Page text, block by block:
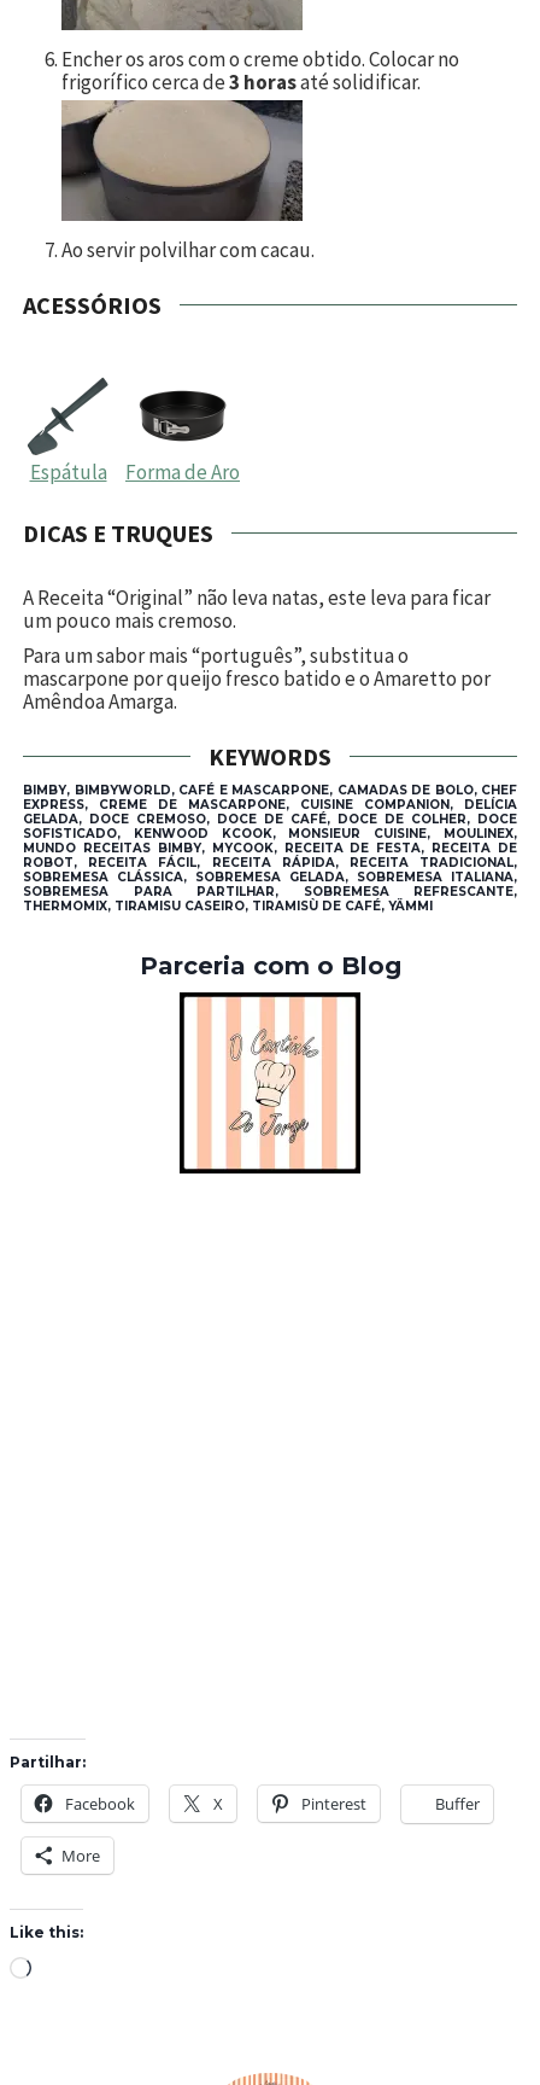
Encher os aros com o creme obtido. Colocar no
frigorífico cerca de3 horasaté solidificar.
Ao servir polvilhar com cacau.
ACESSÓRIOS
Espátula Forma de Aro
DICAS E TRUQUES
A Receita “Original” não leva natas, este leva para ficar
um pouco mais cremoso.
Para um sabor mais “português”, substitua o
mascarpone por queijo fresco batido e o Amaretto por
Amêndoa Amarga.
KEYWORDS
BIMBY, BIMBYWORLD, CAFÉ E MASCARPONE, CAMADAS DE BOLO, CHEF
EXPRESS, CREME DE MASCARPONE, CUISINE COMPANION, DELÍCIA
GELADA, DOCE CREMOSO, DOCE DE CAFÉ, DOCE DE COLHER, DOCE
SOFISTICADO, KENWOOD KCOOK, MONSIEUR CUISINE, MOULINEX,
MUNDO RECEITAS BIMBY, MYCOOK, RECEITA DE FESTA, RECEITA DE
ROBOT, RECEITA FÁCIL, RECEITA RÁPIDA, RECEITA TRADICIONAL,
SOBREMESA CLÁSSICA, SOBREMESA GELADA, SOBREMESA ITALIANA,
SOBREMESA PARA PARTILHAR, SOBREMESA REFRESCANTE,
THERMOMIX, TIRAMISU CASEIRO, TIRAMISÙ DE CAFÉ, YÄMMI
Parceria com o Blog
Partilhar:
Facebook X Pinterest Buffer
More
Like this:
L